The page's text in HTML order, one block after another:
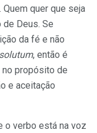
quer que seja
Deus. Se
da fé e não
, então é
propósito de
e aceitação
o verbo está na voz